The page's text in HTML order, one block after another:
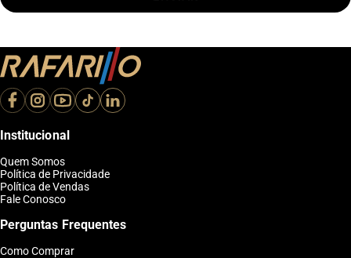
Institucional
Quem Somos
Política de Privacidade
Política de Vendas
Fale Conosco
Perguntas Frequentes
Como Comprar